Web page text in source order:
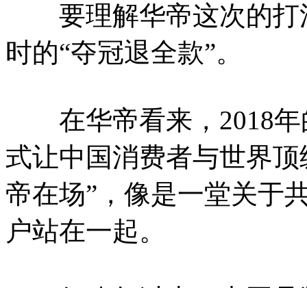
要理解华帝这次的打
时的“夺冠退全款”。
在华帝看来，2018年
式让中国消费者与世界
帝在场”，像是一堂关
户站在一起。